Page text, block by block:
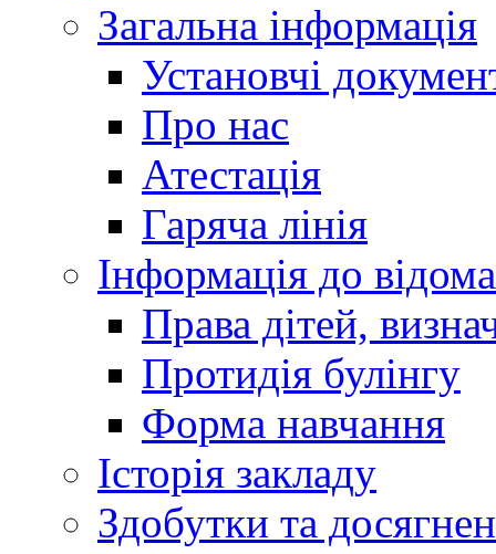
Загальна інформація
Установчі
Про нас
Атестація
Гаряча лінія
Інформація до відома
Права дітей,
Протидія булінгу
Форма навчання
Історія закладу
Здобутки та